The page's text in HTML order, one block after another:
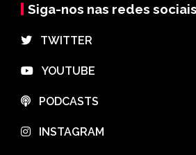
Siga-nos nas redes sociais
⠀TWITTER
⠀YOUTUBE
⠀PODCASTS
⠀INSTAGRAM